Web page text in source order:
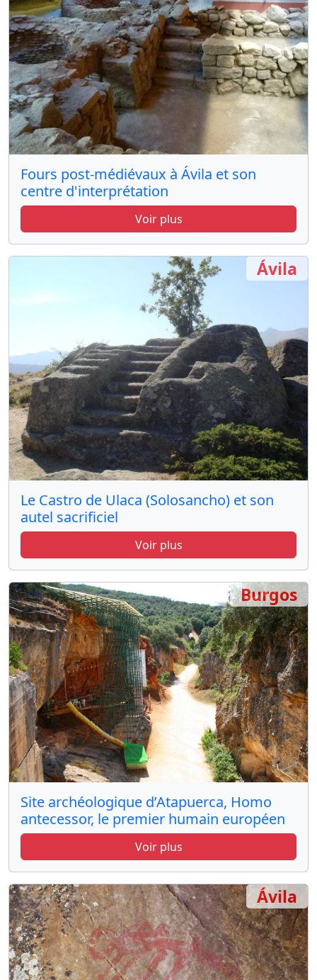
Fours post-médiévaux à Ávila et son
centre d'interprétation
Voir plus
Le Castro de Ulaca (Solosancho) et son
autel sacrificiel
Voir plus
Ávila
Site archéologique d’Atapuerca, Homo
antecessor, le premier humain européen
Voir plus
Burgos
Ávila